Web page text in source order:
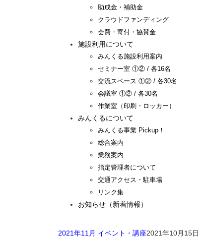
助成金・補助金
クラウドファンディング
会費・寄付・協賛金
施設利用について
みんくる施設利用案内
セミナー室 ①② / 各16名
交流スペース ①② / 各30名
会議室 ①② / 各30名
作業室（印刷・ロッカー）
みんくるについて
みんくる事業 Pickup！
総合案内
業務案内
指定管理者について
交通アクセス・駐車場
リンク集
お知らせ（新着情報）
2021年11月 イベント・講座2021年10月15日